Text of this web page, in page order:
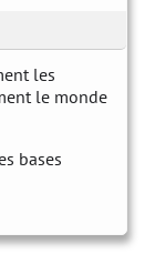
les
le monde
bases